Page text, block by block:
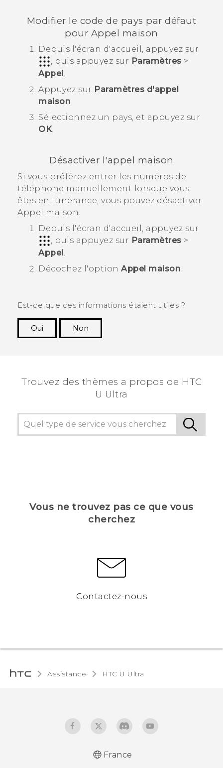
Modifier le code de pays par défaut
pour Appel maison
Depuis l'écran d'accueil , appuyez sur
, puis appuyez sur Paramètres >
Appel .
Appuyez sur Paramètres d'appel
maison.
Sélectionnez un pays, et appuyez sur
OK.
Désactiver l'appel maison
Si vous préférez entrer les numéros de
téléphone manuellement lorsque vous
êtes en itinérance, vous pouvez désactiver
Appel maison.
Depuis l'écran d'accueil
, appuyez sur
, puis appuyez sur Paramètres >
Appel.
Décochez l'option Appel maison.
Est-ce que ces informations étaient utiles ?
Oui
Non
Trouvez des thèmes a propos de HTC
U Ultra
Vous ne trouvez pas ce que vous
cherchez
Contactez-nous
Assistance HTC U Ultra‎
France